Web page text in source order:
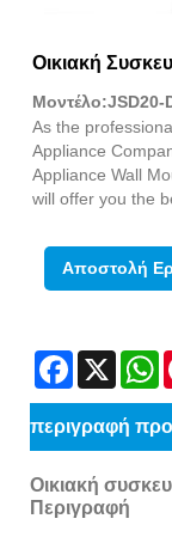
Οικιακή
Μοντέλο:JSD20-
As the
Appliance
Appliance Wall
will offer you the
Αποστολή
Facebook
X
περιγραφή
Οικιακή
Περιγραφή